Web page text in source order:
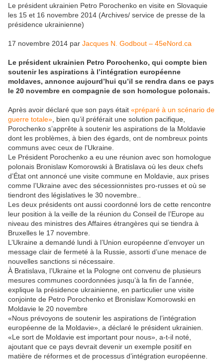
Le président ukrainien Petro Porochenko en visite en Slovaquie
les 15 et 16 novembre 2014 (Archives/ service de presse de la
présidence ukrainienne)
17 novembre 2014 par Jacques N. Godbout – 45eNord.ca
Le président ukrainien Petro Porochenko, qui compte bien
soutenir les aspirations à l’intégration européenne
moldaves, annonce aujourd’hui qu’il se rendra dans ce pays
le 20 novembre en compagnie de son homologue polonais.
Après avoir déclaré que son pays était «préparé à un scénario de
guerre totale» , bien qu’il préférait une solution pacifique,
Porochenko s’apprête à soutenir les aspirations de la Moldavie
dont les problèmes, à bien des égards, ont de nombreux points
communs avec ceux de l’Ukraine.
Le Président Porochenko a eu une réunion avec son homologue
polonais Bronislaw Komorowski à Bratislava où les deux chefs
d’État ont annoncé une visite commune en Moldavie, aux prises
comme l’Ukraine avec des sécessionnistes pro-russes et où se
tiendront des législatives le 30 novembre..
Les deux présidents ont aussi coordonné lors de cette rencontre
leur position à la veille de la réunion du Conseil de l’Europe au
niveau des ministres des Affaires étrangères qui se tiendra à
Bruxelles le 17 novembre.
L’Ukraine a demandé lundi à l’Union européenne d’envoyer un
message clair de fermeté à la Russie, assorti d’une menace de
nouvelles sanctions si nécessaire.
À Bratislava, l’Ukraine et la Pologne ont convenu de plusieurs
mesures communes coordonnées jusqu’à la fin de l’année,
explique la présidence ukrainienne, en particulier une visite
conjointe de Petro Porochenko et Bronislaw Komorowski en
Moldavie le 20 novembre
«Nous prévoyons de soutenir les aspirations de l’intégration
européenne de la Moldavie», a déclaré le président ukrainien.
«Le sort de Moldavie est important pour nous», a-t-il noté,
ajoutant que ce pays devrait devenir un exemple positif en
matière de réformes et de processus d’intégration européenne.